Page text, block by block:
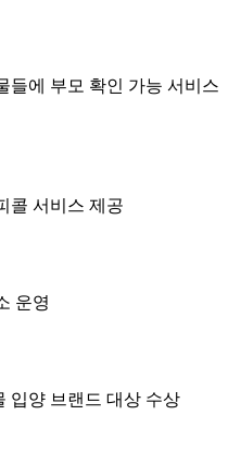
들에 부모 확인 가능 서비스
콜 서비스 제공
운영
입양 브랜드 대상 수상